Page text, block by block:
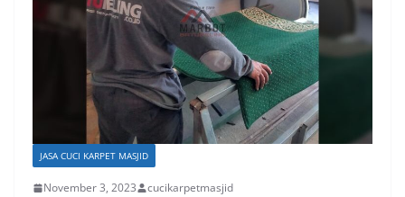
JASA CUCI KARPET MASJID
November 3, 2023 cucikarpetmasjid